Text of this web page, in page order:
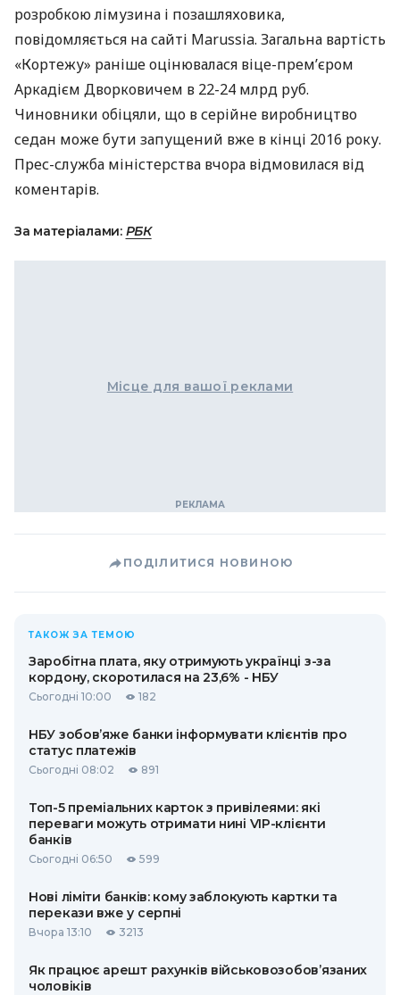
розробкою лімузина і позашляховика,
повідомляється на сайті Marussia. Загальна вартість
«Кортежу» раніше оцінювалася віце-прем’єром
Аркадієм Дворковичем в 22-24 млрд руб.
Чиновники обіцяли, що в серійне виробництво
седан може бути запущений вже в кінці 2016 року.
Прес-служба міністерства вчора відмовилася від
коментарів.
За матеріалами: РБК
Місце для вашої реклами
ПОДІЛИТИСЯ НОВИНОЮ
ТАКОЖ ЗА ТЕМОЮ
Заробітна плата, яку отримують українці з-за
кордону, скоротилася на 23,6% - НБУ
Сьогодні 10:00 182
НБУ зобов’яже банки інформувати клієнтів про
статус платежів
Сьогодні 08:02 891
Топ-5 преміальних карток з привілеями: які
переваги можуть отримати нині VIP-клієнти
банків
Сьогодні 06:50 599
Нові ліміти банків: кому заблокують картки та
перекази вже у серпні
Вчора 13:10 3213
Як працює арешт рахунків військовозобов’язаних
чоловіків